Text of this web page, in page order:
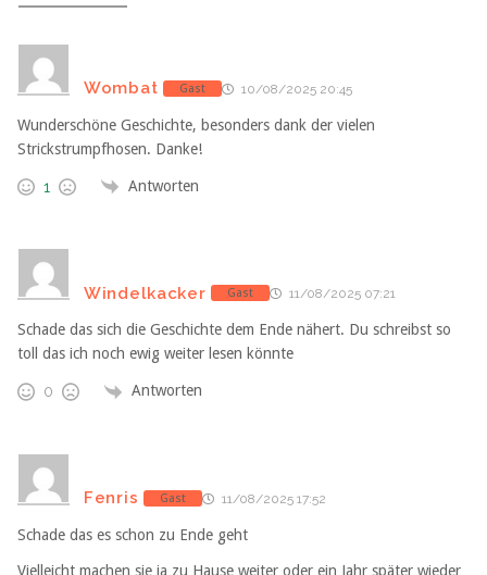
Wombat Gast 10/08/2025 20:45
Wunderschöne Geschichte, besonders dank der vielen
Strickstrumpfhosen. Danke!
1 Antworten
Windelkacker Gast 11/08/2025 07:21
Schade das sich die Geschichte dem Ende nähert. Du schreibst so
toll das ich noch ewig weiter lesen könnte
0 Antworten
Fenris Gast 11/08/2025 17:52
Schade das es schon zu Ende geht
Vielleicht machen sie ja zu Hause weiter oder ein Jahr später wieder